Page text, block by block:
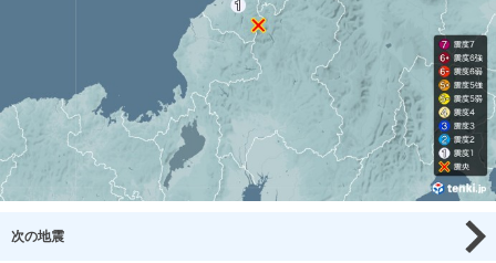
次の地震